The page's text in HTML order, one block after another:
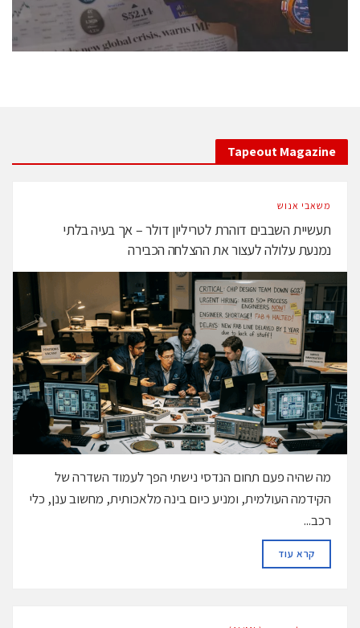
לחץ לפרטים
Tapeout Magazine
משאבי אנוש
תעשיית השבבים דוהרת לטריליון דולר – אך בעיה בלתי
נמנעת עלולה לעצור את ההצלחה הכבירה
מה שהיה פעם תחום הנדסי נישתי הפך לעמוד השדרה של
הקידמה העולמית, ומניע כיום בינה מלאכותית, מחשוב ענן, כלי
רכב...
קרא עודDETAILS